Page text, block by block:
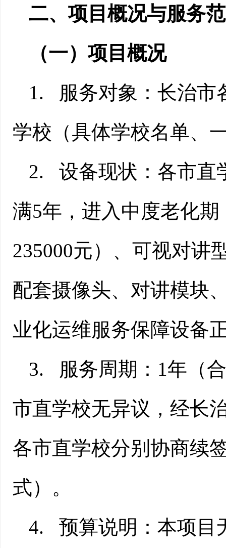
二、 项目概况与服务
（一）项目概况
1. 服务对象：长治市
学校（具体学校名单、
2. 设备现状：各市直
满5年，进入中度老化
235000元）、可视对讲
配套摄像头、对讲模块
业化运维服务保障设备
3. 服务周期： 1年（
市直学校无异议，经长
各市直学校分别协商续
式）。
4. 预算说明：本项目